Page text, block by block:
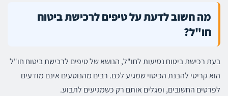
מה חשוב לדעת על טיפים לרכישת ביטוח
חו"ל?
בעת רכישת ביטוח נסיעות לחו"ל, הנושא של טיפים לרכישת ביטוח חו"ל
הוא קריטי להבנת הכיסוי שמגיע לכם. רבים מהנוסעים אינם מודעים
לפרטים החשובים, ומגלים אותם רק כשמגיעים לתבוע.